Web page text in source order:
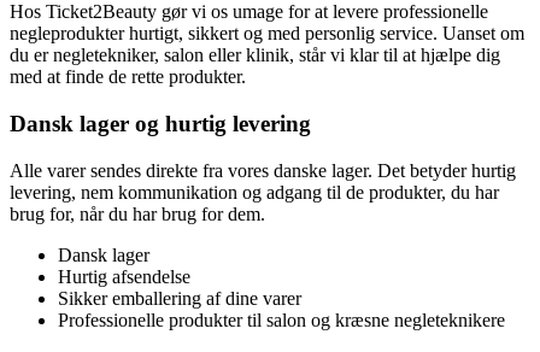
Hos Ticket2Beauty gør vi os umage for at levere professionelle
negleprodukter hurtigt, sikkert og med personlig service. Uanset om
du er negletekniker, salon eller klinik, står vi klar til at hjælpe dig
med at finde de rette produkter.
Dansk lager og hurtig levering
Alle varer sendes direkte fra vores danske lager. Det betyder hurtig
levering, nem kommunikation og adgang til de produkter, du har
brug for, når du har brug for dem.
Dansk lager
Hurtig afsendelse
Sikker emballering af dine varer
Professionelle produkter til salon og kræsne negleteknikere